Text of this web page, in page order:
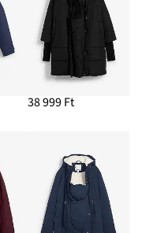
járótalppal
38 999 Ft